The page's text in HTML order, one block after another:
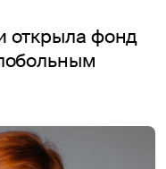
открыла фонд